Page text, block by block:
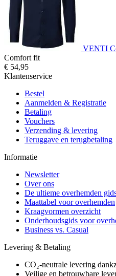
VENTI
Comfort fit
€ 54,95
Klantenservice
Bestel
Aanmelden & Registratie
Betaling
Vouchers
Verzending & levering
Teruggave en terugbetaling
Informatie
Newsletter
Over ons
De ultieme overhemden
Maattabel voor overhemden
Kraagvormen overzicht
Onderhoudsgids voor
Business vs. Casual
Levering & Betaling
CO₂-neutrale levering
Veilige en betrouwbare